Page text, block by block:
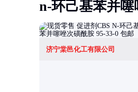
n-环己基苯并噻
济宁棠邑化工有限公司